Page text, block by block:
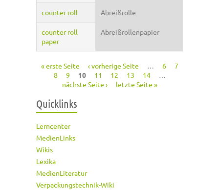
counter roll Abreißrolle
counter roll
paper
Abreißrollenpapier
Seiten
« erste Seite ‹ vorherige Seite … 6
7
8
9 10 11 12 13 14
…
nächste Seite ›
letzte Seite »
Quicklinks
Lerncenter
MedienLinks
Wikis
Lexika
MedienLiteratur
Verpackungstechnik-Wiki